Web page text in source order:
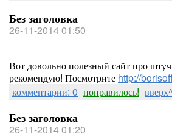
Без заголовка
26-11-2014 01:50
Вот довольно полезный сайт про
рекомендую! Посмотрите http://
комментарии: 0 понравилось! вверх^
Без заголовка
26-11-2014 01:20